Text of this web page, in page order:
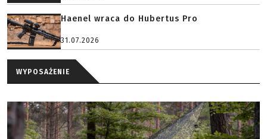
Haenel wraca do Hubertus Pro
31.07.2026
WYPOSAŻENIE